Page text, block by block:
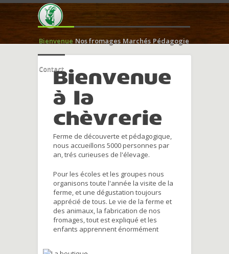
Bienvenue Nos fromages Marchés Pédagogie
ContactBienvenue
à la
chèvrerie
Ferme de découverte et pédagogique,
nous accueillons 5000 personnes par
an, trés curieuses de l'élevage.
Pour les écoles et les groupes nous
organisons toute l'année la visite de la
ferme, et une dégustation toujours
apprécié de tous. Le vie de la ferme et
des animaux, la fabrication de nos
fromages, tout est expliqué et les
enfants apprennent énormément